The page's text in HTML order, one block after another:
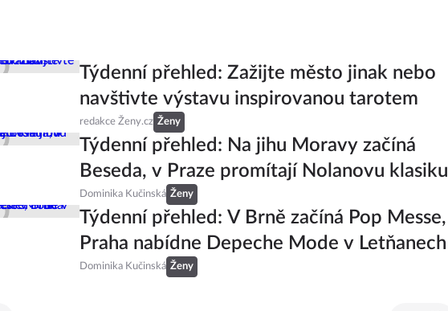
Týdenní přehled: Zažijte město jinak nebo
navštivte výstavu inspirovanou tarotem
redakce Ženy.cz Ženy
Týdenní přehled: Na jihu Moravy začíná
Beseda, v Praze promítají Nolanovu klasiku
Dominika Kučinská Ženy
Týdenní přehled: V Brně začíná Pop Messe,
Praha nabídne Depeche Mode v Letňanech
Dominika Kučinská Ženy